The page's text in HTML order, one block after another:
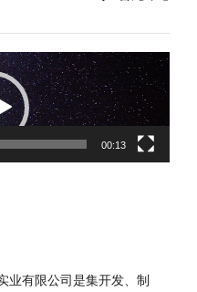
00:13
业有限公司是集开发、制